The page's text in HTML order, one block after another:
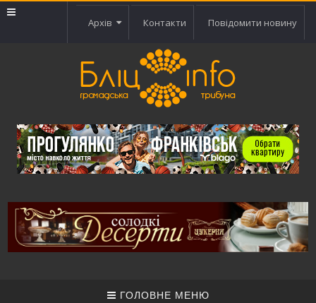
Архів Контакти Повідомити новину
ГОЛОВНЕ МЕНЮ